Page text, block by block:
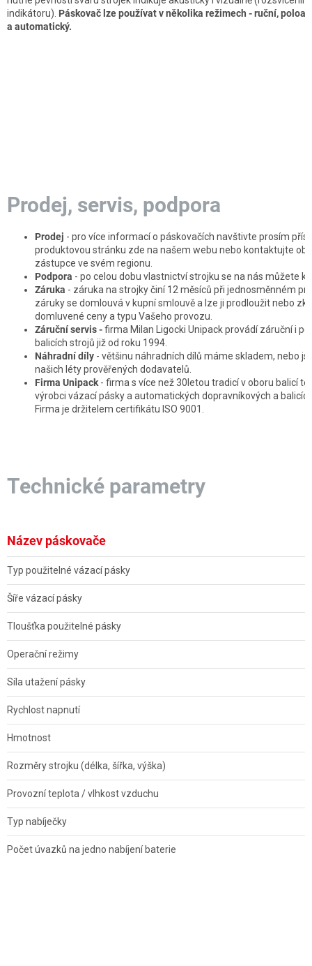
indikátoru). Páskovač lze používat v několika režimech - ruční,
a automatický.
Prodej, servis, podpora
Prodej - pro více informací o páskovačích navštivte prosím
produktovou stránku zde na našem webu nebo kontaktujte
zástupce ve svém regionu.
Podpora - po celou dobu vlastnictví strojku se na nás můžete
Záruka - záruka na strojky činí 12 měsíců při jednosměnném
záruky se domlouvá v kupní smlouvě a lze ji prodloužit nebo
domluvené ceny a typu Vašeho provozu.
Záruční servis -firma Milan Ligocki Unipack provádí záruční i
balicích strojů již od roku 1994.
Náhradní díly - většinu náhradních dílů máme skladem, nebo
našich léty prověřených dodavatelů.
Firma Unipack - firma s více než 30letou tradicí v oboru balicí
výrobci vázací pásky a automatických dopravníkových a
Firma je držitelem certifikátu ISO 9001.
Technické parametry
Název páskovače
Typ použitelné vázací pásky
Šíře vázací pásky
Tloušťka použitelné pásky
Operační režimy
Síla utažení pásky
Rychlost napnutí
Hmotnost
Rozměry strojku (délka, šířka, výška)
Provozní teplota / vlhkost vzduchu
Typ nabíječky
Počet úvazků na jedno nabíjení baterie